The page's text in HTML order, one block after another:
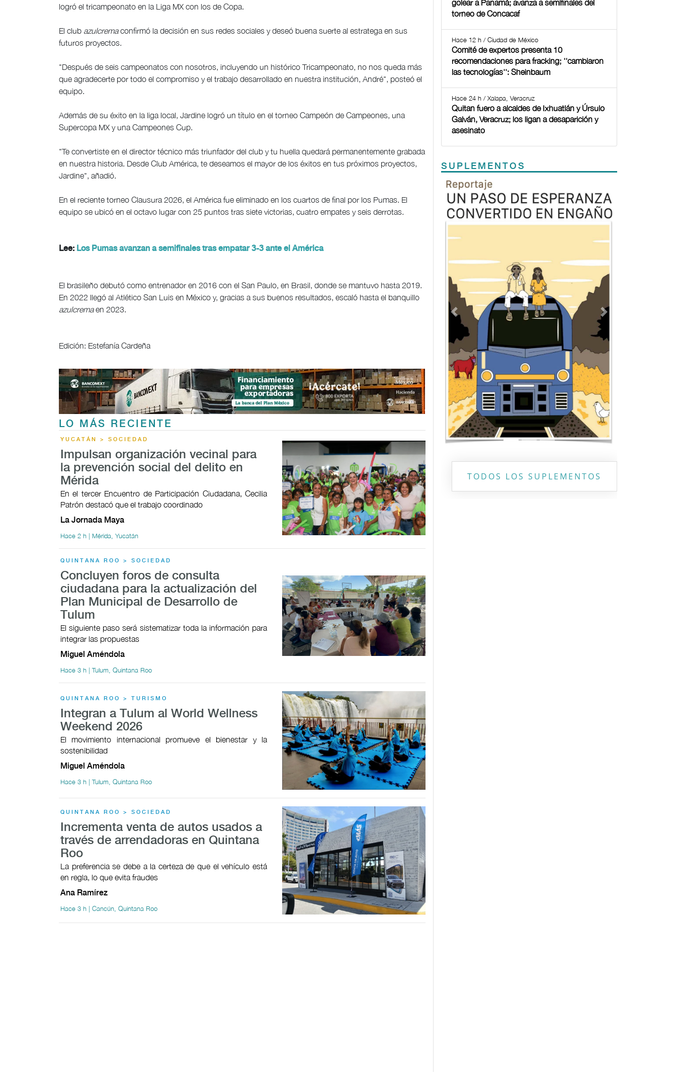
logró el tricampeonato en la Liga MX con los de Copa.
El club azulcremaconfirmó la decisión en sus redes sociales y deseó buena suerte al estratega en sus
futuros proyectos.
"Después de seis campeonatos con nosotros, incluyendo un histórico Tricampeonato, no nos queda más
que agradecerte por todo el compromiso y el trabajo desarrollado en nuestra institución, André", posteó el
equipo.
Además de su éxito en la liga local, Jardine logró un título en el torneo Campeón de Campeones, una
Supercopa MX y una Campeones Cup.
"Te convertiste en el director técnico más triunfador del club y tu huella quedará permanentemente grabada
en nuestra historia. Desde Club América, te deseamos el mayor de los éxitos en tus próximos proyectos,
Jardine", añadió.
En el reciente torneo Clausura 2026, el América fue eliminado en los cuartos de final por los Pumas. El
equipo se ubicó en el octavo lugar con 25 puntos tras siete victorias, cuatro empates y seis derrotas.
Lee: Los Pumas avanzan a semifinales tras empatar 3-3 ante el América
El brasileño debutó como entrenador en 2016 con el San Paulo, en Brasil, donde se mantuvo hasta 2019.
En 2022 llegó al Atlético San Luis en México y, gracias a sus buenos resultados, escaló hasta el banquillo
azulcremaen 2023.
Edición: Estefanía Cardeña
LO MÁS RECIENTE
YUCATÁN > SOCIEDAD
Impulsan organización vecinal para
la prevención social del delito en
Mérida
En el tercer Encuentro de Participación Ciudadana, Cecilia
Patrón destacó que el trabajo coordinado
La Jornada Maya
Hace 2 h | Mérida, Yucatán
QUINTANA ROO > SOCIEDAD
Concluyen foros de consulta
ciudadana para la actualización del
Plan Municipal de Desarrollo de
Tulum
El siguiente paso será sistematizar toda la información para
integrar las propuestas
Miguel Améndola
Hace 3 h | Tulum, Quintana Roo
QUINTANA ROO > TURISMO
Integran a Tulum al World Wellness
Weekend 2026
El movimiento internacional promueve el bienestar y la
sostenibilidad
Miguel Améndola
Hace 3 h | Tulum, Quintana Roo
QUINTANA ROO > SOCIEDAD
Incrementa venta de autos usados a
través de arrendadoras en Quintana
Roo
La preferencia se debe a la certeza de que el vehículo está
en regla, lo que evita fraudes
Ana Ramírez
Hace 3 h | Cancún, Quintana Roo
golear a Panamá; avanza a semifinales del
torneo de Concacaf
Hace 12 h / Ciudad de México
Comité de expertos presenta 10
recomendaciones para fracking; ''cambiaron
las tecnologías'': Sheinbaum
Hace 24 h / Xalapa, Veracruz
Quitan fuero a alcaldes de Ixhuatlán y Úrsulo
Galván, Veracruz; los ligan a desaparición y
asesinato
SUPLEMENTOS
Previous Next
TODOS LOS SUPLEMENTOS